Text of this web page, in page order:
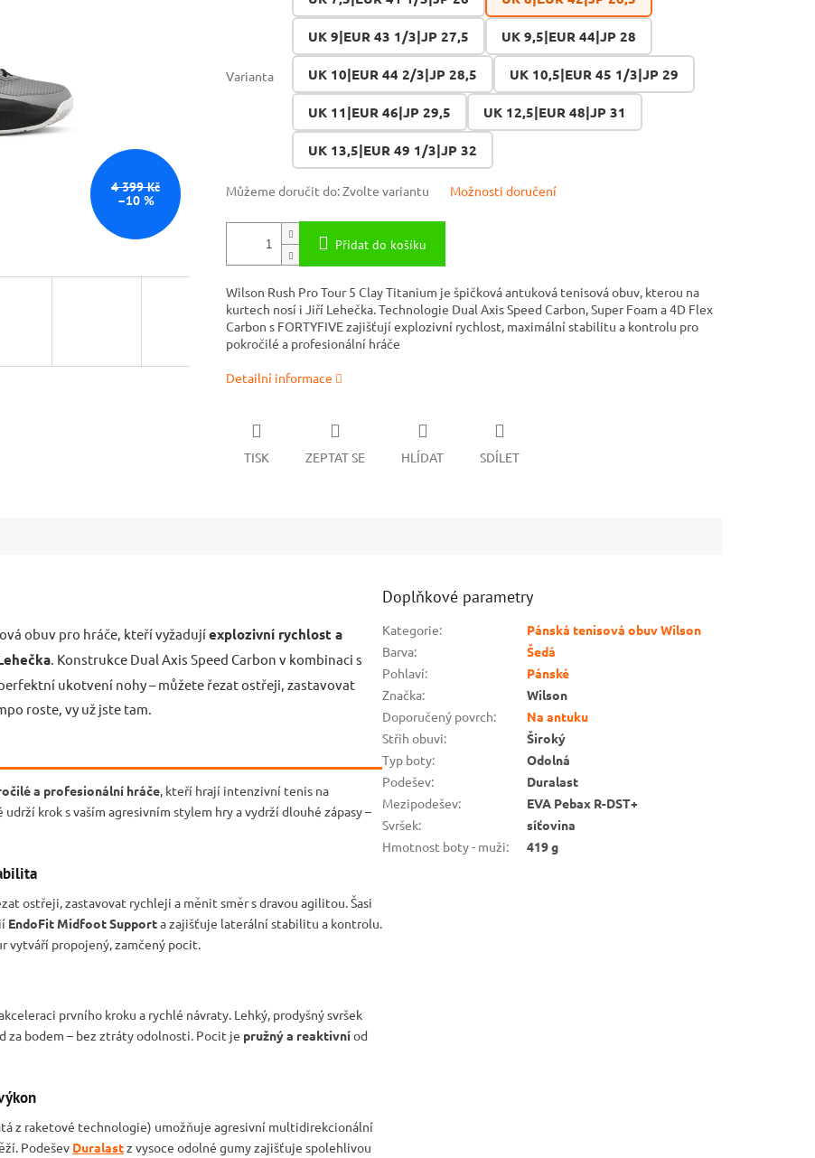
4 399 Kč
–10 %
Varianta
UK 9|EUR 43 1/3|JP 27,5 UK 9,5|EUR 44|JP 28
UK 10|EUR 44 2/3|JP 28,5 UK 10,5|EUR 45 1/3|JP 29
UK 11|EUR 46|JP 29,5 UK 12,5|EUR 48|JP 31
UK 13,5|EUR 49 1/3|JP 32
Můžeme doručit do:Zvolte variantu Možnosti doručení
Přidat do košíku
Wilson Rush Pro Tour 5 Clay Titanium je špičková antuková tenisová obuv, kterou na
kurtech nosí i Jiří Lehečka. Technologie Dual Axis Speed Carbon, Super Foam a 4D Flex
Carbon s FORTYFIVE zajišťují explozivní rychlost, maximální stabilitu a kontrolu pro
pokročilé a profesionální hráče
Detailní informace
TISK ZEPTAT SE HLÍDAT SDÍLET
obuv pro hráče, kteří vyžadujíexplozivní rychlost a
. Konstrukce Dual Axis Speed Carbon v kombinaci s
ukotvení nohy – můžete řezat ostřeji, zastavovat
roste, vy už jste tam.
a profesionální hráče, kteří hrají intenzivní tenis na
krok s vaším agresivním stylem hry a vydrží dlouhé zápasy –
ostřeji, zastavovat rychleji a měnit směr s dravou agilitou. Šasi
EndoFit Midfoot Supporta zajišťuje laterální stabilitu a kontrolu.
vytváří propojený, zamčený pocit.
prvního kroku a rychlé návraty. Lehký, prodyšný svršek
za bodem – bez ztráty odolnosti. Pocit je pružný a reaktivníod
z raketové technologie) umožňuje agresivní multidirekcionální
Podešev Duralastz vysoce odolné gumy zajišťuje spolehlivou
Doplňkové parametry
Kategorie:
Pánská tenisová obuv Wilson
Barva:
Šedá
Pohlaví:
Pánské
Značka:
Wilson
Doporučený povrch:
Na antuku
Střih obuvi:
Široký
Typ boty:
Odolná
Podešev:
Duralast
Mezipodešev:
EVA Pebax R-DST+
Svršek:
síťovina
Hmotnost boty - muži: 419 g